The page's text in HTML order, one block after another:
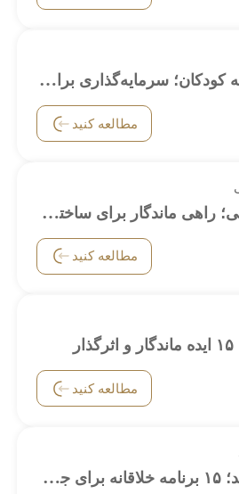
نذر آموزش قرآن به کودکان؛ سرمایه‌گذاری برای آینده‌ای روشن
مطالعه کنید
نذر مشاوره تحصیلی؛ راهی ماندگار برای ساختن آینده نوجوانان
مطالعه کنید
مطالعه کنید
ایده فرهنگی مسجد؛ ۱۵ برنامه خلاقانه برای جذب و اثرگذاری